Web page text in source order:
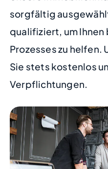
sorgfältig
qualifiziert, um
Prozesses zu helfen.
Sie stets kostenlos
Verpflichtungen.